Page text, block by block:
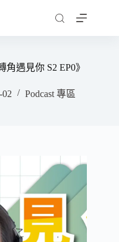
遇見你 S2 EP0》
02 Podcast 專區